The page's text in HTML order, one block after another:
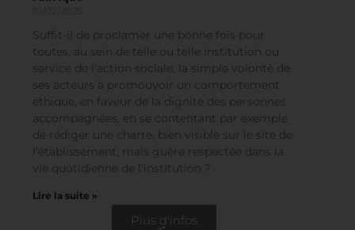
rubrique
10/02/2025
Suffit-il de proclamer une bonne fois pour
toutes, au sein de telle ou telle institution ou
service de l’action sociale, la simple volonté de
ses acteurs à promouvoir un comportement
éthique, en faveur de la dignité des personnes
accompagnées, en se contentant par exemple
de rédiger une charte, bien visible sur le site de
l’établissement, mais guère respectée dans la
vie quotidienne de l’institution ?